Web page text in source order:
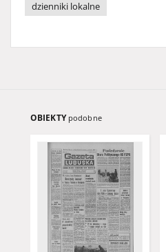
dzienniki lokalne
OBIEKTY podobne